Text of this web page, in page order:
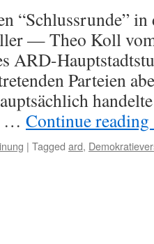
“Schlussrunde”
— Theo Koll
ARD-
Parteien
… Continue reading
| Tagged ard,